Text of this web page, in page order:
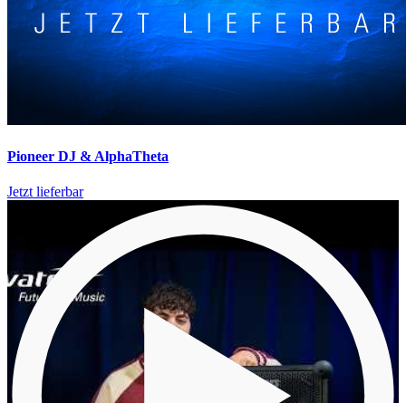
Pioneer DJ & AlphaTheta
Jetzt lieferbar